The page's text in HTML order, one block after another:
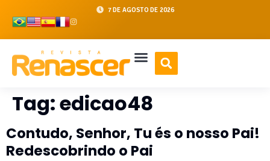
7 DE AGOSTO DE 2026
Tag:edicao48
Contudo, Senhor, Tu és o nosso Pai!
Redescobrindo o Pai